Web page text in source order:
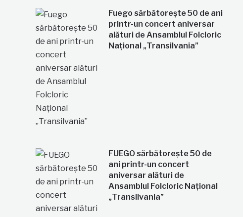
Fuego sărbătorește 50 de ani
printr-un concert aniversar
alături de Ansamblul Folcloric
Național „Transilvania”
FUEGO sărbătorește 50 de
ani printr-un concert
aniversar alături de
Ansamblul Folcloric Național
„Transilvania”